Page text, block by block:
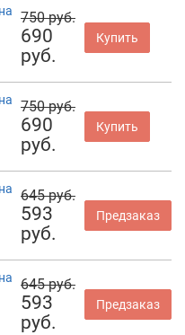
750 руб.
690
руб.
Купить
750 руб.
690
руб.
Купить
645 руб.
593
руб.
Предзаказ
645 руб.
593
руб.
Предзаказ